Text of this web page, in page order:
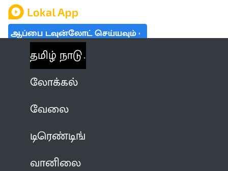
ஆப்பை டவுன்லோட் செய்யவும்
தமிழ் நாடு
லோக்கல்
வேலை
டிரெண்டிங்
வானிலை